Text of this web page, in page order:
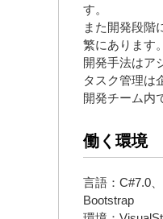
す。
また開発段階
繁にあります。
開発手法はア
タスク管理は
開発チーム内
働く環境
言語：C#7.0
Bootstrap